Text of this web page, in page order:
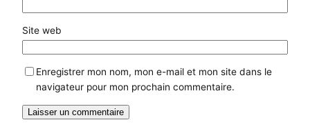
Site web
Enregistrer mon nom, mon e-mail et mon site dans le
navigateur pour mon prochain commentaire.